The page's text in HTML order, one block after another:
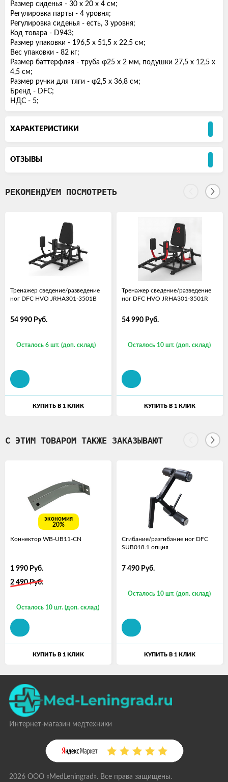
Размер сиденья - 30 х 20 х 4 см;
Регулировка парты - 4 уровня;
Регулировка сиденья - есть, 3 уровня;
Код товара - D943;
Размер упаковки - 196,5 х 51,5 х 22,5 см;
Вес упаковки - 82 кг;
Размер баттерфляя - труба φ25 х 2 мм, подушки 27,5 х 12,5 х
4,5 см;
Размер ручки для тяги - φ2,5 х 36,8 см;
Бренд - DFC;
НДС - 5;
ХАРАКТЕРИСТИКИ
ОТЗЫВЫ
РЕКОМЕНДУЕМ ПОСМОТРЕТЬ
Тренажер сведение/разведение
ног DFC HVO JRHA301-3501B
54 990 Руб.
Осталось 6 шт. (доп. склад)
КУПИТЬ В 1 КЛИК
Тренажер сведение/разведение
ног DFC HVO JRHA301-3501R
54 990 Руб.
Осталось 10 шт. (доп. склад)
КУПИТЬ В 1 КЛИК
С ЭТИМ ТОВАРОМ ТАКЖЕ ЗАКАЗЫВАЮТ
экономия
20%
Коннектор WB-UB11-CN
1 990 Руб.
2 490Руб.
Осталось 10 шт. (доп. склад)
КУПИТЬ В 1 КЛИК
Сгибание/разгибание ног DFC
SUB018.1 опция
7 490 Руб.
Осталось 10 шт. (доп. склад)
КУПИТЬ В 1 КЛИК
Интернет-магазин медтехники
2026 ООО «MedLeningrad». Все права защищены.